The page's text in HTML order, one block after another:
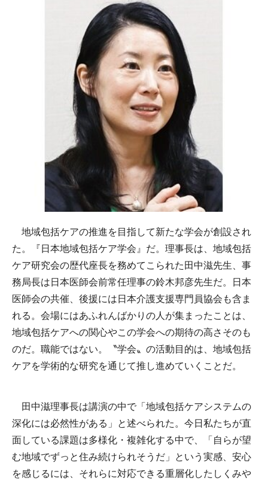
地域包括ケアの推進を目指して新たな学会が創設され
た。『日本地域包括ケア学会』だ。理事長は、地域包括
ケア研究会の歴代座長を務めてこられた田中滋先生、事
務局長は日本医師会前常任理事の鈴木邦彦先生だ。日本
医師会の共催、後援には日本介護支援専門員協会も含ま
れる。会場にはあふれんばかりの人が集まったことは、
地域包括ケアへの関心やこの学会への期待の高さそのも
のだ。職能ではない。〝学会〟の活動目的は、地域包括
ケアを学術的な研究を通じて推し進めていくことだ。
田中滋理事長は講演の中で「地域包括ケアシステムの
深化には必然性がある」と述べられた。今日私たちが直
面している課題は多様化・複雑化する中で、「自らが望
む地域でずっと住み続けられそうだ」という実感、安心
を感じるには、それらに対応できる重層化したしくみや